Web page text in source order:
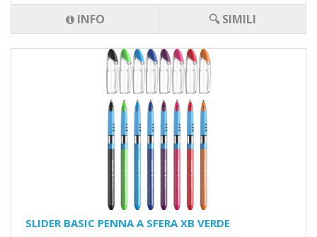
INFO
🔍 SIMILI
SLIDER BASIC PENNA A SFERA XB VERDE